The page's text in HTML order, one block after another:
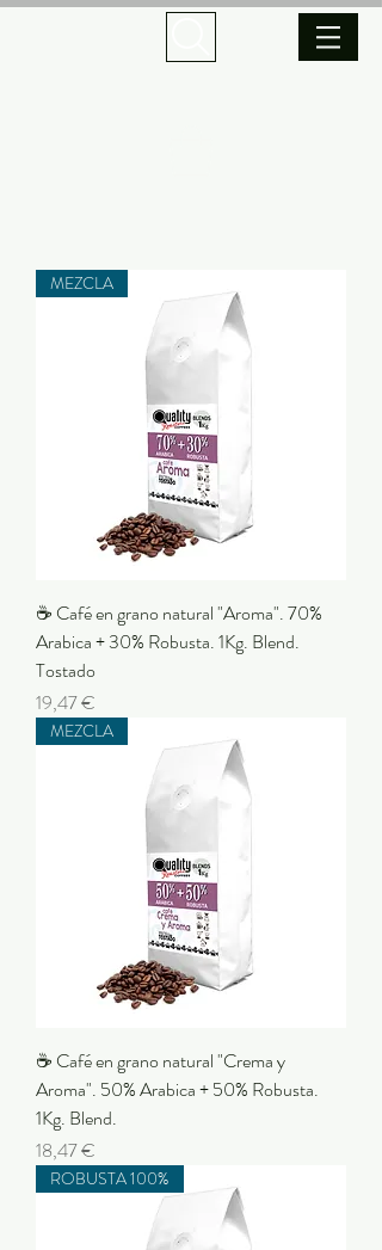
MEZCLA
☕ Café en grano natural "Aroma". 70%
Arabica + 30% Robusta. 1Kg. Blend.
Tostado
Preu
19,47 €
MEZCLA
☕ Café en grano natural "Crema y
Aroma". 50% Arabica + 50% Robusta.
1Kg. Blend.
Preu
18,47 €
ROBUSTA 100%